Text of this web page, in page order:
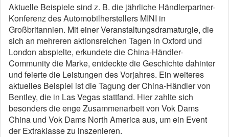
Aktuelle Beispiele sind z. B. die jährliche Händlerpartner-
Konferenz des Automobilherstellers MINI in
Großbritannien. Mit einer Veranstaltungsdramaturgie, die
sich an mehreren aktionsreichen Tagen in Oxford und
London abspielte, erkundete die China-Händler-
Community die Marke, entdeckte die Geschichte dahinter
und feierte die Leistungen des Vorjahres. Ein weiteres
aktuelles Beispiel ist die Tagung der China-Händler von
Bentley, die in Las Vegas stattfand. Hier zahlte sich
besonders die enge Zusammenarbeit von Vok Dams
China und Vok Dams North America aus, um ein Event
der Extraklasse zu inszenieren.